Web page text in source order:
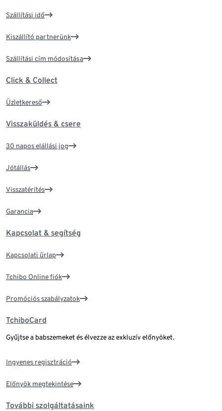
Szállítási idő
Kiszállító partnerünk
Szállítási cím módosítása
Click & Collect
Üzletkereső
Visszaküldés & csere
30 napos elállási jog
Jótállás
Visszatérítés
Garancia
Kapcsolat & segítség
Kapcsolati űrlap
Tchibo Online fiók
Promóciós szabályzatok
TchiboCard
Gyűjtse a babszemeket és élvezze az exkluzív előnyöket.
Ingyenes regisztráció
Előnyök megtekintése
További szolgáltatásaink